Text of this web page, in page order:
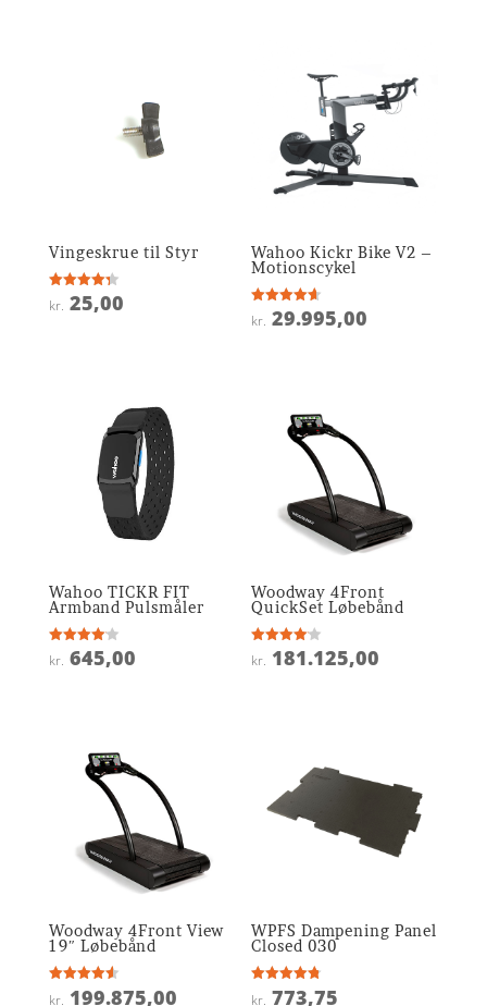
Vingeskrue til Styr
Vurderet
4.3
kr. 25,00
Wahoo Kickr Bike V2 –
Motionscykel
Vurderet
4.6
kr. 29.995,00
Wahoo TICKR FIT
Armband Pulsmåler
Vurderet
4.1
kr. 645,00
Woodway 4Front
QuickSet Løbebånd
Vurderet
4.1
kr. 181.125,00
Woodway 4Front View
19″ Løbebånd
Vurderet
kr. 199.875,00
WPFS Dampening Panel
Closed 030
Vurderet
kr. 773,75